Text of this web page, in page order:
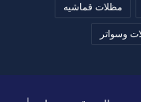
مظلات قماشيه
وسواتر